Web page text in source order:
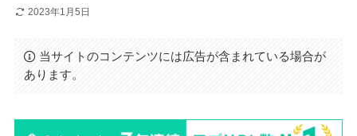
2023年1月5日
当サイトのコンテンツには広告が含まれている場合が
あります。